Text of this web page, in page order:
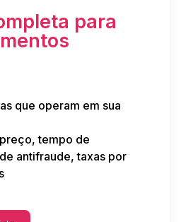
para
que operam em sua
tempo de
antifraude, taxas por